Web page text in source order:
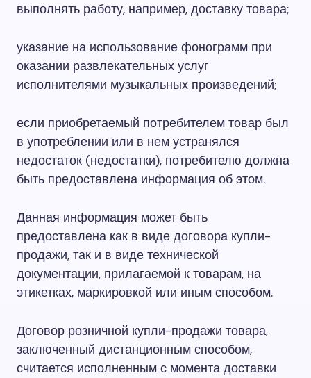
выполнять работу, например, доставку товара;
указание на использование фонограмм при
оказании развлекательных услуг
исполнителями музыкальных произведений;
если приобретаемый потребителем товар был
в употреблении или в нем устранялся
недостаток (недостатки), потребителю должна
быть предоставлена информация об этом.
Данная информация может быть
предоставлена как в виде договора купли-
продажи, так и в виде технической
документации, прилагаемой к товарам, на
этикетках, маркировкой или иным способом.
Договор розничной купли-продажи товара,
заключенный дистанционным способом,
считается исполненным с момента доставки